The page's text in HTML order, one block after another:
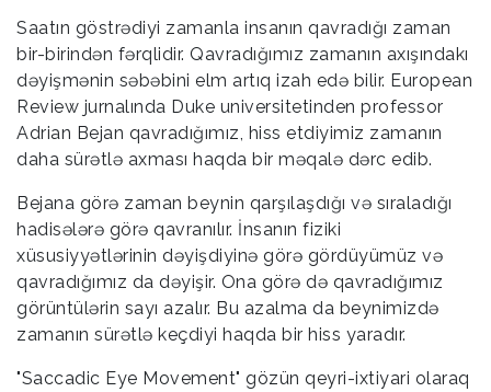
Saatın göstrədiyi zamanla insanın qavradığı zaman
bir-birindən fərqlidir. Qavradığımız zamanın axışındakı
dəyişmənin səbəbini elm artıq izah edə bilir. European
Review jurnalında Duke universitetinden professor
Adrian Bejan qavradığımız, hiss etdiyimiz zamanın
daha sürətlə axması haqda bir məqalə dərc edib.
Bejana görə zaman beynin qarşılaşdığı və sıraladığı
hadisələrə görə qavranılır. İnsanın fiziki
xüsusiyyətlərinin dəyişdiyinə görə gördüyümüz və
qavradığımız da dəyişir. Ona görə də qavradığımız
görüntülərin sayı azalır. Bu azalma da beynimizdə
zamanın sürətlə keçdiyi haqda bir hiss yaradır.
"Saccadic Eye Movement" gözün qeyri-ixtiyari olaraq